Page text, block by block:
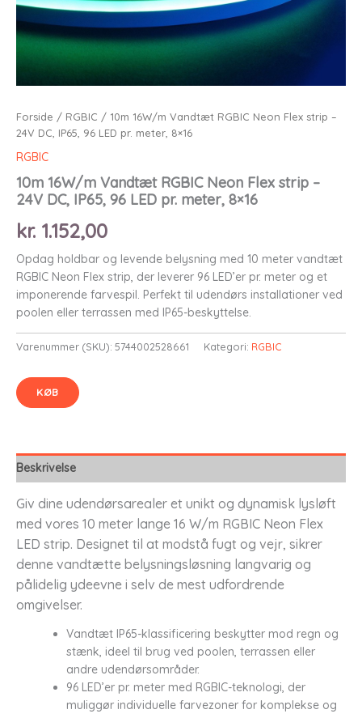
Forside / RGBIC / 10m 16W/m Vandtæt RGBIC Neon Flex strip –
24V DC, IP65, 96 LED pr. meter, 8×16
RGBIC
10m 16W/m Vandtæt RGBIC Neon Flex strip –
24V DC, IP65, 96 LED pr. meter, 8×16
kr. 1.152,00
Opdag holdbar og levende belysning med 10 meter vandtæt
RGBIC Neon Flex strip, der leverer 96 LED’er pr. meter og et
imponerende farvespil. Perfekt til udendørs installationer ved
poolen eller terrassen med IP65-beskyttelse.
Varenummer (SKU): 5744002528661 Kategori: RGBIC
KØB
Beskrivelse
Giv dine udendørsarealer et unikt og dynamisk lysløft
med vores 10 meter lange 16 W/m RGBIC Neon Flex
LED strip. Designet til at modstå fugt og vejr, sikrer
denne vandtætte belysningsløsning langvarig og
pålidelig ydeevne i selv de mest udfordrende
omgivelser.
Vandtæt IP65-klassificering beskytter mod regn og
stænk, ideel til brug ved poolen, terrassen eller
andre udendørsområder.
96 LED’er pr. meter med RGBIC-teknologi, der
muliggør individuelle farvezoner for komplekse og